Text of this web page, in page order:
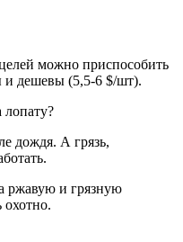
можно приспособить
дешевы (5,5-6 $/шт).
лопату?
дождя. А грязь,
ржавую и грязную
охотно.